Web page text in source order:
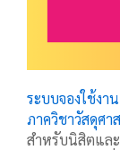
ระบบจองใช้งา
ภาควิชาวัสดุศา
สำหรับนิสิตแล